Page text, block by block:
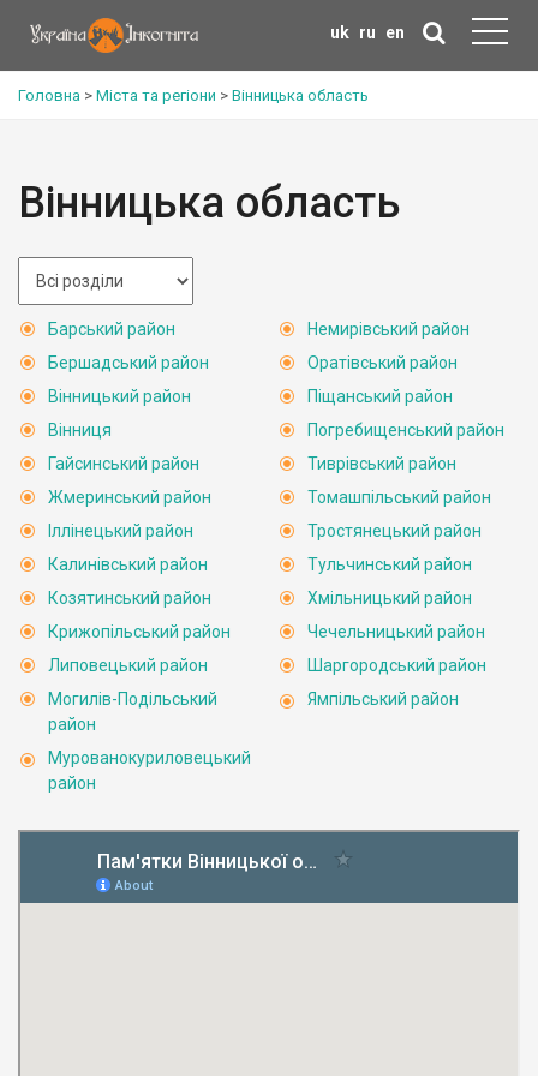
uk ru en
Головна > Міста та регіони > Вінницька область
Вінницька область
Барський район
Бершадський район
Вінницький район
Вінниця
Гайсинський район
Жмеринський район
Іллінецький район
Калинівський район
Козятинський район
Крижопільський район
Липовецький район
Могилів-Подільський
район
Мурованокуриловецький
район
Немирівський район
Оратівський район
Піщанський район
Погребищенський район
Тиврівський район
Томашпільський район
Тростянецький район
Тульчинський район
Хмільницький район
Чечельницький район
Шаргородський район
Ямпільський район